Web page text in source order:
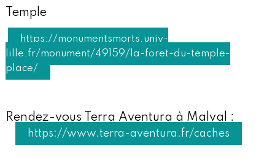
Temple
https://monumentsmorts.univ-
lille.fr/monument/49159/la-foret-du-temple-
place/
Rendez-vous Terra Aventura à Malval :
https://www.terra-aventura.fr/caches